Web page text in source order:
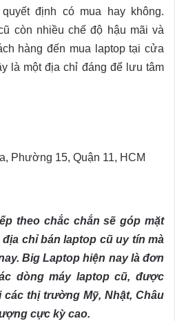
định có mua hay không.
còn nhiều chế độ hậu mãi và
hàng đến mua laptop tại cửa
là một địa chỉ đáng để lưu tâm
Phường 15, Quận 11, HCM
theo chắc chắn sẽ góp mặt
chỉ bán laptop cũ uy tín mà
Big Laptop hiện nay là đơn
dòng máy laptop cũ, được
thị trường Mỹ, Nhật, Châu
cực kỳ cao.